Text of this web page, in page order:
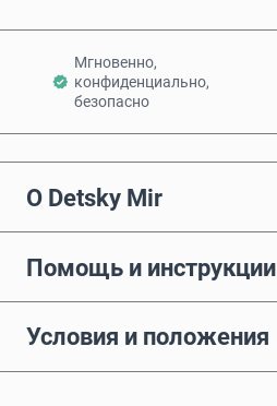
Мгновенно,
конфиденциально,
безопасно
О Detsky Mir
Помощь и инструкции
Условия и положения